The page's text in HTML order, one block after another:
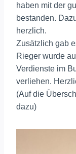
haben mit der
bestanden.
herzlich.
Zusätzlich gab
Rieger wurde
Verdienste im
verliehen.
(Auf die
dazu)